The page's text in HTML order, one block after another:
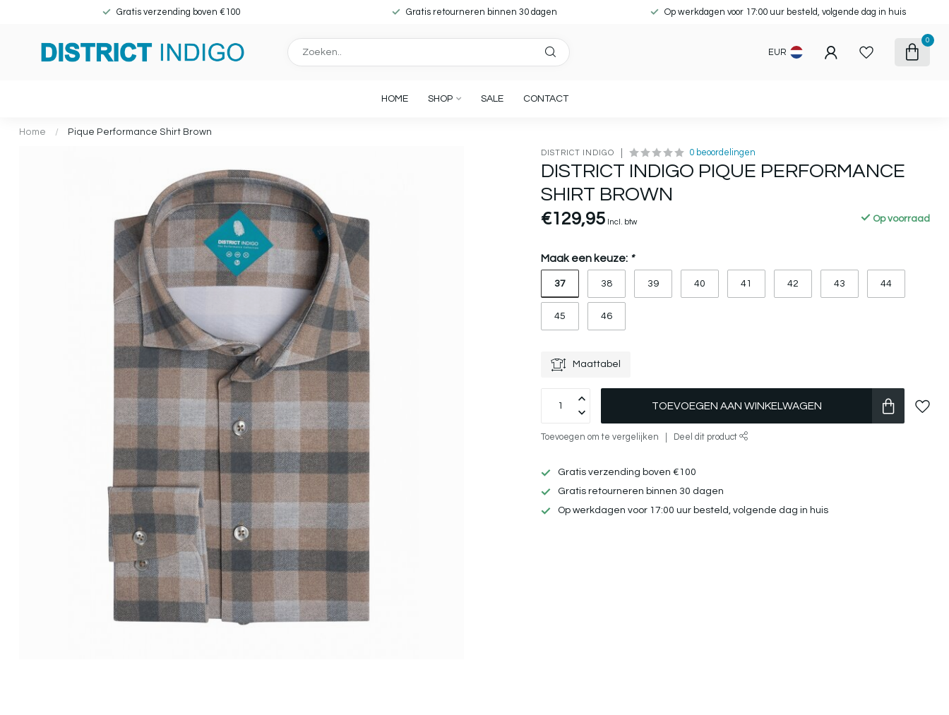
Gratis verzending boven €100 Gratis retourneren binnen 30 dagen Op werkdagen voor 17:00 uur besteld, volgende dag in huis
EUR
0
HOME SHOP SALE CONTACT
Home / Pique Performance Shirt Brown
DISTRICT INDIGO 0 beoordelingen
DISTRICT INDIGO PIQUE PERFORMANCE
SHIRT BROWN
€129,95 Incl. btw Op voorraad
Maak een keuze: *
37 38 39 40 41 42 43 44
45 46
Maattabel
TOEVOEGEN AAN WINKELWAGEN
Toevoegen om te vergelijken Deel dit product
Gratis verzending boven €100
Gratis retourneren binnen 30 dagen
Op werkdagen voor 17:00 uur besteld, volgende dag in huis